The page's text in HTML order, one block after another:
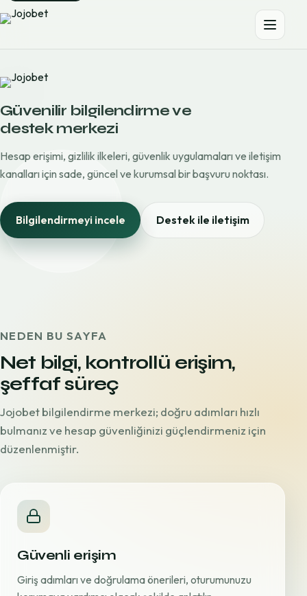
Güvenilir bilgilendirme ve
destek merkezi
Hesap erişimi, gizlilik ilkeleri, güvenlik uygulamaları ve iletişim
kanalları için sade, güncel ve kurumsal bir başvuru noktası.
Bilgilendirmeyi incele Destek ile iletişim
NEDEN BU SAYFA
Net bilgi, kontrollü erişim,
şeffaf süreç
Jojobet bilgilendirme merkezi; doğru adımları hızlı
bulmanız ve hesap güvenliğinizi güçlendirmeniz için
düzenlenmiştir.
Güvenli erişim
Giriş adımları ve doğrulama önerileri, oturumunuzu